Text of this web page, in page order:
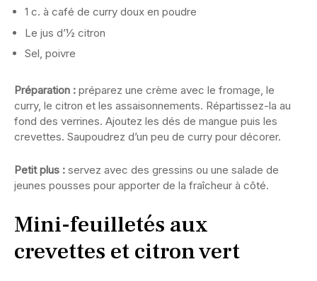
1 c. à café de curry doux en poudre
Le jus d’½ citron
Sel, poivre
Préparation : préparez une crème avec le fromage, le
curry, le citron et les assaisonnements. Répartissez-la au
fond des verrines. Ajoutez les dés de mangue puis les
crevettes. Saupoudrez d’un peu de curry pour décorer.
Petit plus : servez avec des gressins ou une salade de
jeunes pousses pour apporter de la fraîcheur à côté.
Mini-feuilletés aux
crevettes et citron vert